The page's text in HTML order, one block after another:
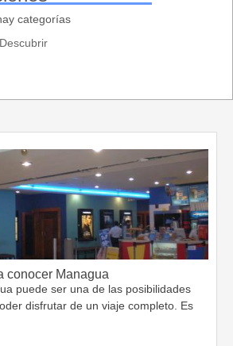
categorías
conocer Managua
puede ser una de las posibilidades
disfrutar de un viaje completo. Es